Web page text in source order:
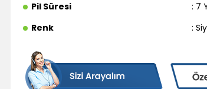
Pil Süresi
: 7
Renk
: